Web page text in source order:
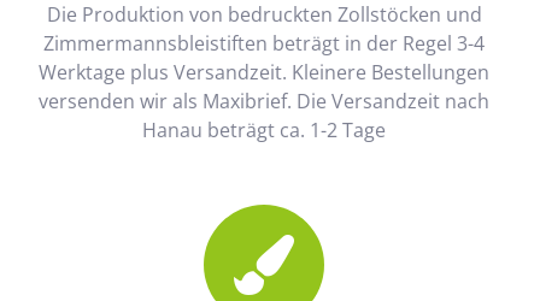
Die Produktion von bedruckten Zollstöcken und
Zimmermannsbleistiften beträgt in der Regel 3-4
Werktage plus Versandzeit. Kleinere Bestellungen
versenden wir als Maxibrief. Die Versandzeit nach
Hanau beträgt ca. 1-2 Tage